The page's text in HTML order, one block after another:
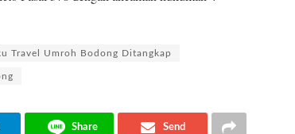
Travel Umroh Bodong Ditangkap
Share Send